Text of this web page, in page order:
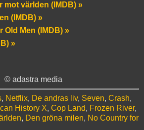
mot världen (IMDB) »
(IMDB) »
Old Men (IMDB) »
»
© adastra media
, Netflix, De andras liv, Seven, Crash,
History X, Cop Land, Frozen River,
, Den gröna milen, No Country for